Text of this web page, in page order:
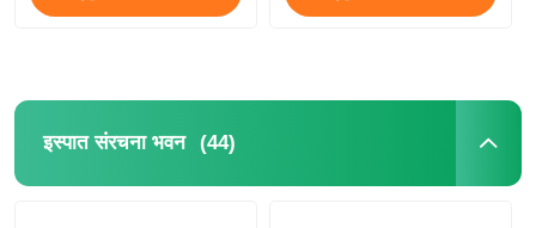
इस्पात संरचना भवन (44)